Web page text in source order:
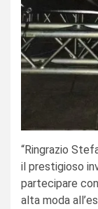
“Ringrazio
il prestigioso
partecipare
alta moda